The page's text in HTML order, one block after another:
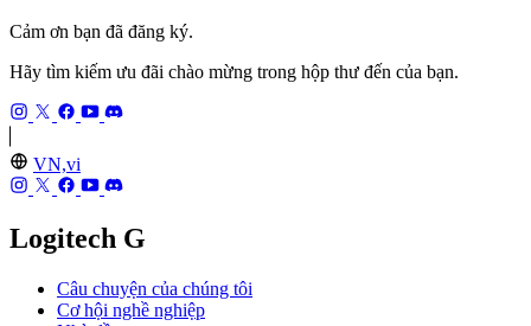
Cảm ơn bạn đã đăng ký.
Hãy tìm kiếm ưu đãi chào mừng trong hộp thư đến của bạn.
VN,vi
Logitech G
Câu chuyện của chúng tôi
Cơ hội nghề nghiệp